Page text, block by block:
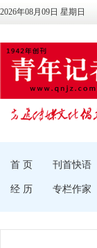
2026年08月09日 星期日
首 页 刊首快语
经 历 专栏作家